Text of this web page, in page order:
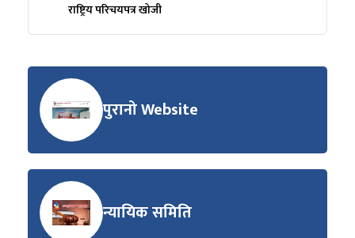
राष्ट्रिय परिचयपत्र खोजी
पुरानो Website
न्यायिक समिति